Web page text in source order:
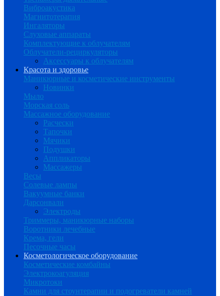
Виброакустика
Магнитотерапия
Ингаляторы
Слуховые аппараты
Комплектующие к облучателям
Облучатели-рециркуляторы
Аксессуары к облучателям
Красота и здоровье
Маникюрные и косметические инструменты
Новинки
Мыло
Морская соль
Массажное оборудование
Расчески
Тапочки
Мячики
Подушки
Аппликаторы
Массажеры
Весы
Солевые лампы
Вакуумные банки
Дарсонвали
Электроды
Триммеры, маникюрные наборы
Воротники лечебные
Крема, гели
Песочные часы
Косметологическое оборудование
Косметические комбайны
Электрокоагуляция
Микротоки
Камни для стоунтерапии и подогреватели камней